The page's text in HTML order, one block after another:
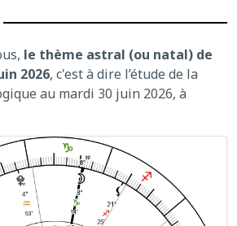
le thème astral (ou natal) de
2026, c'est à dire l’étude de la
au mardi 30 juin 2026, à